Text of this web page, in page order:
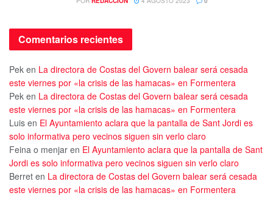
Comentarios recientes
Pek en La directora de Costas del Govern balear será cesada
este viernes por «la crisis de las hamacas» en Formentera
Pek en La directora de Costas del Govern balear será cesada
este viernes por «la crisis de las hamacas» en Formentera
Luis en El Ayuntamiento aclara que la pantalla de Sant Jordi es
solo informativa pero vecinos siguen sin verlo claro
Feina o menjar en El Ayuntamiento aclara que la pantalla de Sant
Jordi es solo informativa pero vecinos siguen sin verlo claro
Berret en La directora de Costas del Govern balear será cesada
este viernes por «la crisis de las hamacas» en Formentera